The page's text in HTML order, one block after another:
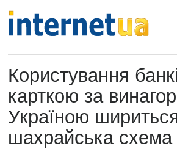
Користування
карткою за
Україною
шахрайська схема